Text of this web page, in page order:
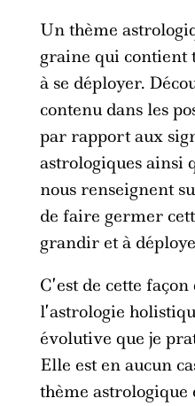
Un thème
graine qui contient
à se déployer.
contenu dans les
par rapport aux
astrologiques ainsi
nous renseignent
de faire germer
grandir et à
C’est de cette
l’astrologie
évolutive que je
Elle est en aucun
thème astrologique